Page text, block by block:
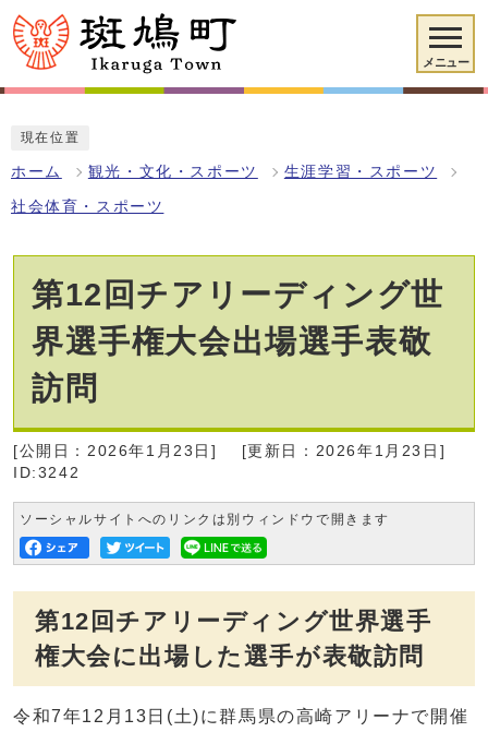
メニュー
現在位置
ホーム 観光・文化・スポーツ 生涯学習・スポーツ
社会体育・スポーツ
第12回チアリーディング世
界選手権大会出場選手表敬
訪問
[公開日：2026年1月23日]
[更新日：2026年1月23日]
ID:3242
ソーシャルサイトへのリンクは別ウィンドウで開きます
第12回チアリーディング世界選手
権大会に出場した選手が表敬訪問
令和7年12月13日(土)に群馬県の高崎アリーナで開催